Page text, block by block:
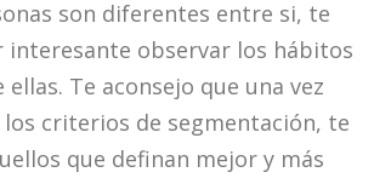
son diferentes entre si, te
interesante observar los hábitos
ellas. Te aconsejo que una vez
los criterios de segmentación, te
que definan mejor y más